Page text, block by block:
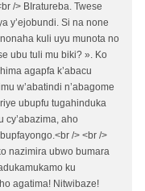
/> BIratureba. Twese
y’ejobundi. Si na none
kuli uyu munota no
ubu tuli mu biki? ». Ko
agapfa k’abacu
w’abatindi n’abagome
ubupfu tugahinduka
cy’abazima, aho
/> <br />
nazimira ubwo bumara
ku
agatima! Nitwibaze!